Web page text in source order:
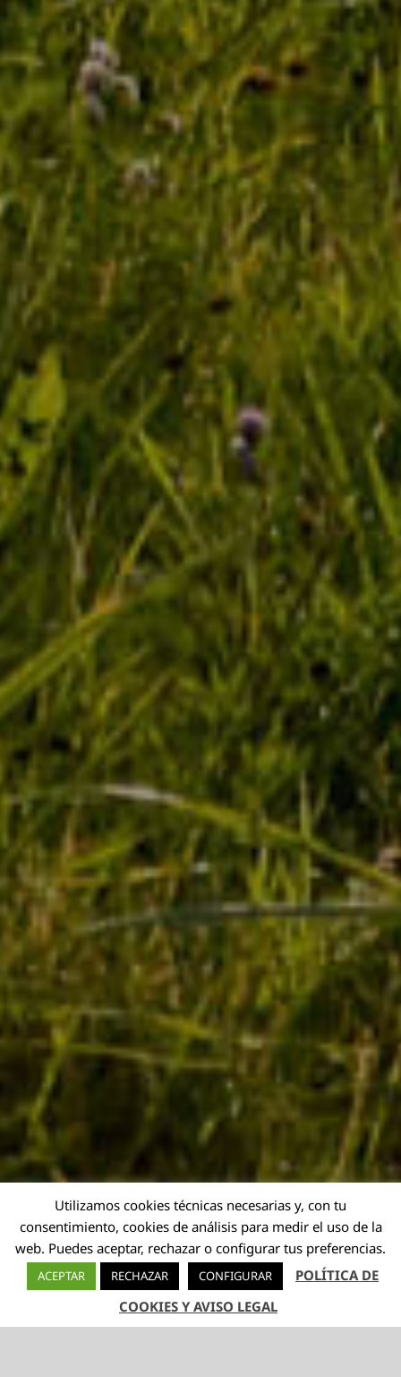
Utilizamos cookies técnicas necesarias y, con tu
consentimiento, cookies de análisis para medir el uso de la
web. Puedes aceptar, rechazar o configurar tus preferencias.
ACEPTAR RECHAZAR CONFIGURAR
POLÍTICA DE
COOKIES Y AVISO LEGAL